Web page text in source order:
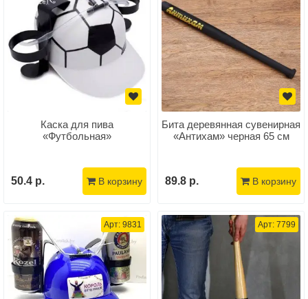
Каска для пива
«Футбольная»
50.4 р. В корзину
Бита деревянная сувенирная
«Антихам» черная 65 см
89.8 р. В корзину
Арт: 9831 Арт: 7799